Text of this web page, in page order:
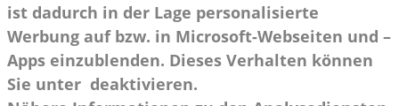
ist dadurch in der Lage personalisierte
Werbung auf bzw. in Microsoft-Webseiten und –
Apps einzublenden. Dieses Verhalten können
Sie unter deaktivieren.